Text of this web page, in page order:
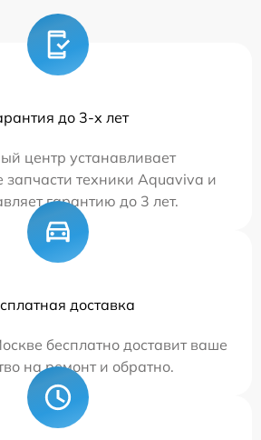
до 3-х лет
центр устанавливает
запчасти техники Aquaviva и
гарантию до 3 лет.
доставка
бесплатно доставит ваше
на ремонт и обратно.